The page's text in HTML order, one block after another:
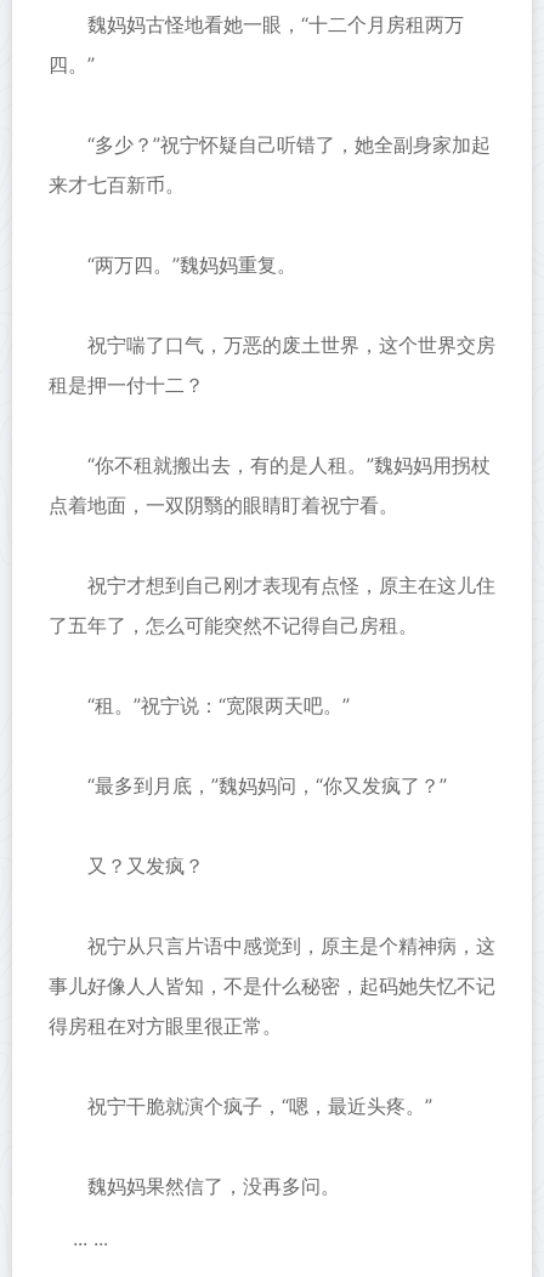
魏妈妈古怪地看她一眼，“十二个月房租两万
四。”
“多少？”祝宁怀疑自己听错了，她全副身家加起
来才七百新币。
“两万四。”魏妈妈重复。
祝宁喘了口气，万恶的废土世界，这个世界交房
租是押一付十二？
“你不租就搬出去，有的是人租。”魏妈妈用拐杖
点着地面，一双阴翳的眼睛盯着祝宁看。
祝宁才想到自己刚才表现有点怪，原主在这儿住
了五年了，怎么可能突然不记得自己房租。
“租。”祝宁说：“宽限两天吧。”
“最多到月底，”魏妈妈问，“你又发疯了？”
又？又发疯？
祝宁从只言片语中感觉到，原主是个精神病，这
事儿好像人人皆知，不是什么秘密，起码她失忆不记
得房租在对方眼里很正常。
祝宁干脆就演个疯子，“嗯，最近头疼。”
魏妈妈果然信了，没再多问。
... ...